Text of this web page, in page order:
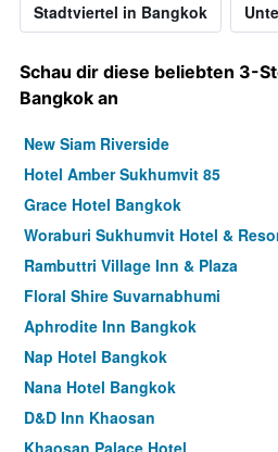
Stadtviertel in Bangkok
Schau dir diese beliebten 3-
Bangkok an
New Siam Riverside
Hotel Amber Sukhumvit 85
Grace Hotel Bangkok
Woraburi Sukhumvit Hotel &
Rambuttri Village Inn & Plaza
Floral Shire Suvarnabhumi
Aphrodite Inn Bangkok
Nap Hotel Bangkok
Nana Hotel Bangkok
D&D Inn Khaosan